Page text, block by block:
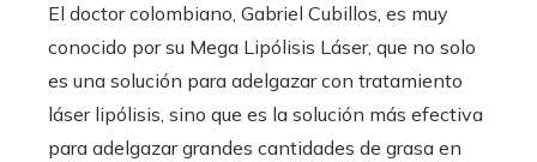
El doctor colombiano, Gabriel Cubillos, es muy
conocido por su Mega Lipólisis Láser, que no solo
es una solución para adelgazar con tratamiento
láser lipólisis, sino que es la solución más efectiva
para adelgazar grandes cantidades de grasa en